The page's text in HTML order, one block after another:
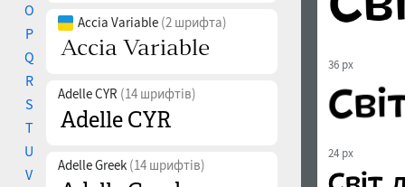
O
P
Q
R
S
T
U
V
Accia Variable (2 шрифта)
Adelle CYR (14 шрифтів)
Adelle Greek (14 шрифтів)
36 px
24 px